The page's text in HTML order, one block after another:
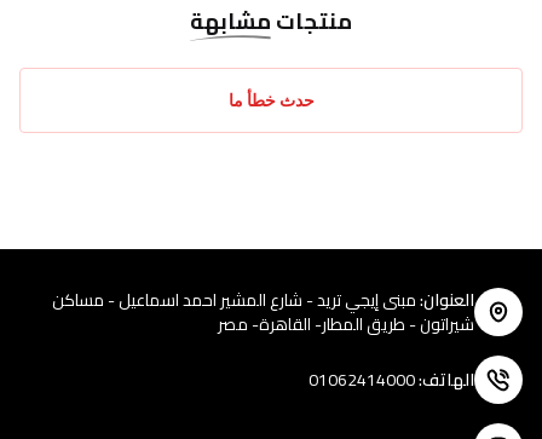
منتجاتمشابهة
حدث خطأ ما
العنوان:مبنى إيجي تريد - شارع المشير احمد اسماعيل - مساكن
شيراتون - طريق المطار- القاهرة- مصر
الهاتف:
01062414000